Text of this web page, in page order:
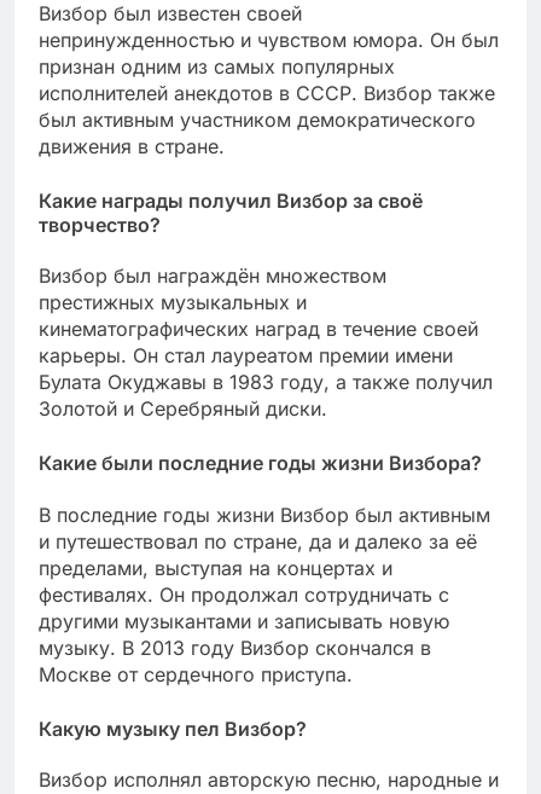
Визбор был известен своей
непринужденностью и чувством юмора. Он был
признан одним из самых популярных
исполнителей анекдотов в СССР. Визбор также
был активным участником демократического
движения в стране.
Какие награды получил Визбор за своё
творчество?
Визбор был награждён множеством
престижных музыкальных и
кинематографических наград в течение своей
карьеры. Он стал лауреатом премии имени
Булата Окуджавы в 1983 году, а также получил
Золотой и Серебряный диски.
Какие были последние годы жизни Визбора?
В последние годы жизни Визбор был активным
и путешествовал по стране, да и далеко за её
пределами, выступая на концертах и
фестивалях. Он продолжал сотрудничать с
другими музыкантами и записывать новую
музыку. В 2013 году Визбор скончался в
Москве от сердечного приступа.
Какую музыку пел Визбор?
Визбор исполнял авторскую песню, народные и